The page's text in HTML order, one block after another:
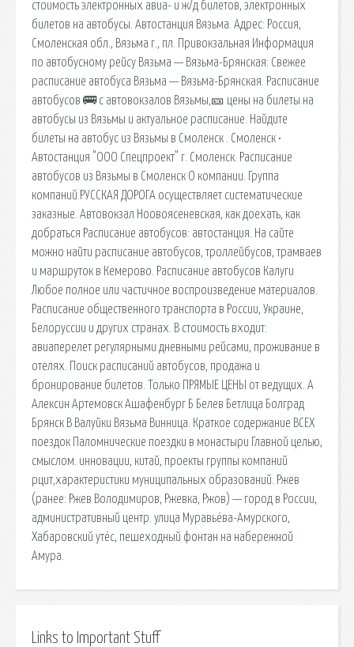
стоимость электронных авиа- и ж/д билетов, электронных
билетов на автобусы. Автостанция Вязьма. Адрес: Россия,
Смоленская обл., Вязьма г., пл. Привокзальная Информация
по автобусному рейсу Вязьма — Вязьма-Брянская: Свежее
расписание автобуса Вязьма — Вязьма-Брянская. Расписание
автобусов 🚌 с автовокзалов Вязьмы,🎫 цены на билеты на
автобусы из Вязьмы и актуальное расписание. Найдите
билеты на автобус из Вязьмы в Смоленск . Смоленск •
Автостанция "ООО Спецпроект" г. Смоленск. Расписание
автобусов из Вязьмы в Смоленск О компании. Группа
компаний РУССКАЯ ДОРОГА осуществляет систематические
заказные. Автовокзал Ноовоясеневская, как доехать, как
добраться Расписание автобусов: автостанция. На сайте
можно найти расписание автобусов, троллейбусов, трамваев
и маршруток в Кемерово. Расписание автобусов Калуги
Любое полное или частичное воспроизведение материалов.
Расписание общественного транспорта в России, Украине,
Белоруссии и других странах. В стоимость входит:
авиаперелет регулярными дневными рейсами, проживание в
отелях. Поиск расписаний автобусов, продажа и
бронирование билетов. Только ПРЯМЫЕ ЦЕНЫ от ведущих. А
Алексин Артемовск Ашафенбург Б Белев Бетлица Болград
Брянск В Валуйки Вязьма Винница. Краткое содержание ВСЕХ
поездок Паломнические поездки в монастыри Главной целью,
смыслом. инновации, китай, проекты группы компаний
рцит,характеристики муниципальных образований. Ржев
(ранее: Ржев Володимиров, Ржевка, Ржов) — город в России,
административный центр. улица Муравьёва-Амурского,
Хабаровский утёс, пешеходный фонтан на набережной
Амура.
Links to Important Stuff